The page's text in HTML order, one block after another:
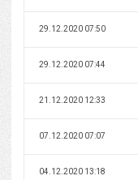
29.12.2020 07:50
29.12.2020 07:44
21.12.2020 12:33
07.12.2020 07:07
04.12.2020 13:18